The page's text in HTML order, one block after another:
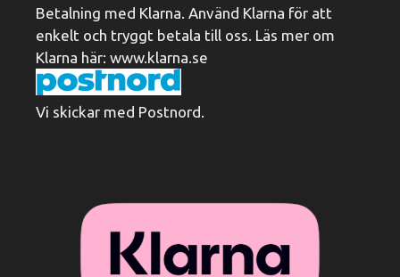
Betalning med Klarna. Använd Klarna för att
enkelt och tryggt betala till oss. Läs mer om
Klarna här: www.klarna.se
Vi skickar med Postnord.